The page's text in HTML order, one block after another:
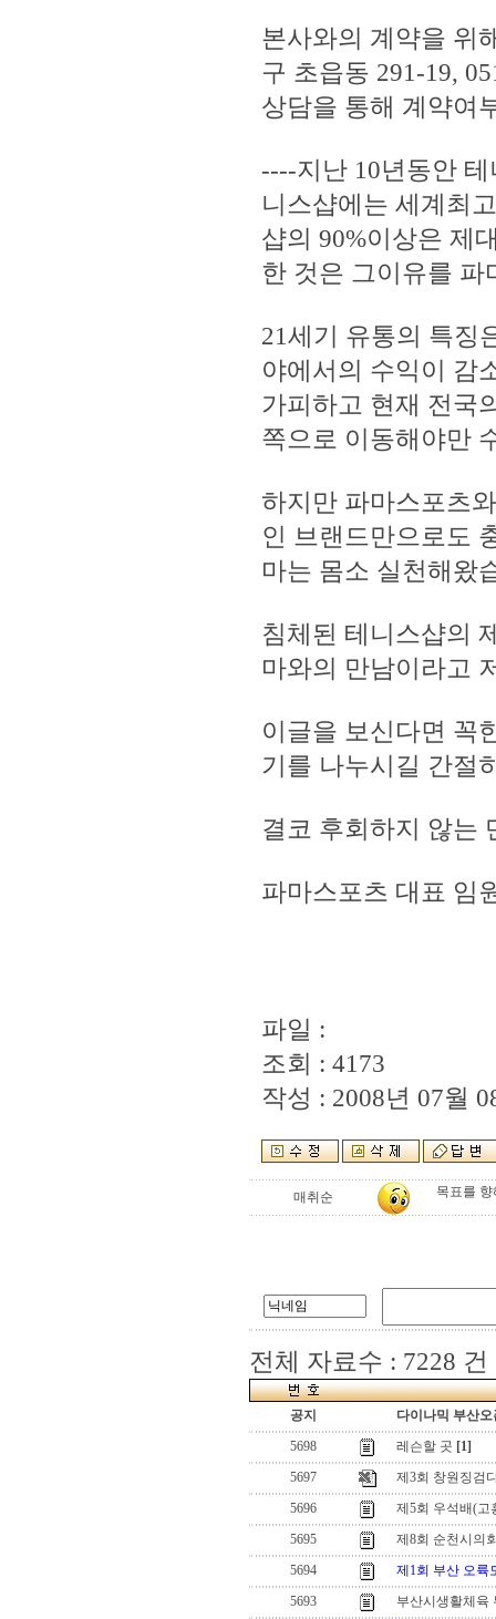
본사와의 계약을 위
구 초읍동 291-19,
상담을 통해 계약여
----지난 10년동안
니스샵에는 세계최
샵의 90%이상은 제
한 것은 그이유를 파
21세기 유통의 특징
야에서의 수익이 감
가피하고 현재 전국
쪽으로 이동해야만
하지만 파마스포츠
인 브랜드만으로도
마는 몸소 실천해왔
침체된 테니스샵의
마와의 만남이라고
이글을 보신다면 꼭
기를 나누시길 간절
결코 후회하지 않는
파마스포츠 대표 임
파일 :
조회 : 4173
작성 : 2008년 07월
매취순 목표를
전체 자료수 : 7228 건
공지
다이나믹 부산
5698
레슨할 곳 [1]
5697
제3회 창원징검
5696
제5회 우석배(고
5695
제8회 순천시의
5694
제1회 부산 오륙
5693
부산시생활체육